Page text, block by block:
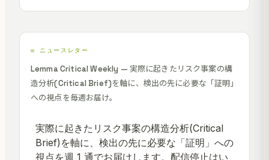
✉️ ニュースレター
Lemma Critical Weekly — 実際に起きたリスク事案の構
造分析(Critical Brief)を軸に、検出の先に必要な「証明」
への視点を毎週お届け。